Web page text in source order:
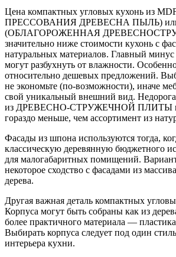
Цена компактных угловых кухонь из
ПРЕССОВАНИЯ ДРЕВЕСНА ПЫЛЬ)
(ОБЛАГОРОЖЕННАЯ
значительно ниже стоимости кухонь с
натуральных материалов. Главный
могут разбухнуть от влажности.
относительно дешевых предложений.
не экономьте (по-возможности), иначе
свой уникальный внешний вид.
из ДРЕВЕСНО-СТРУЖЕЧНОЙ ПЛИТЫ
гораздо меньше, чем ассортимент из
Фасады из шпона используются тогда,
классическую деревянную бюджетного
для малогабаритных помищений.
некоторое сходство с фасадами из
дерева.
Другая важная деталь компактных
Корпуса могут быть собраны как из
более практичного материала —
Выбирать корпуса следует под один
интерьера кухни.